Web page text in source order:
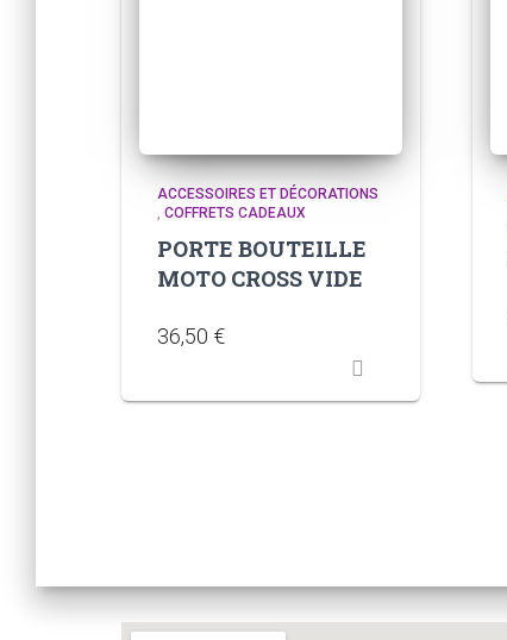
ACCESSOIRES ET DÉCORATIONS
, COFFRETS CADEAUX
PORTE BOUTEILLE
MOTO CROSS VIDE
36,50 €